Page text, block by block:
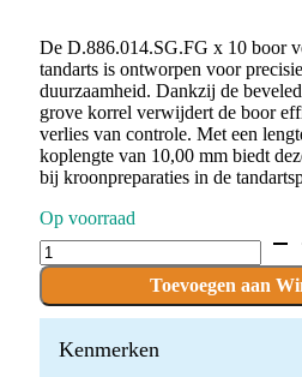
De D.886.014.SG.FG x 10 boor
tandarts is ontworpen voor
duurzaamheid. Dankzij de
grove korrel verwijdert de boor
verlies van controle. Met een
koplengte van 10,00 mm biedt
bij kroonpreparaties in de
Op voorraad
D.886.014.SG.FG
x
Boren
quantity
Toevoegen aan
Kenmerken